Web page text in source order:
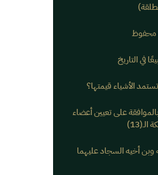
محفوظ
في التاريخ
الأشياء قيمتها؟
على تعيين أعضاء
وبن أخيه السجاد عليهما